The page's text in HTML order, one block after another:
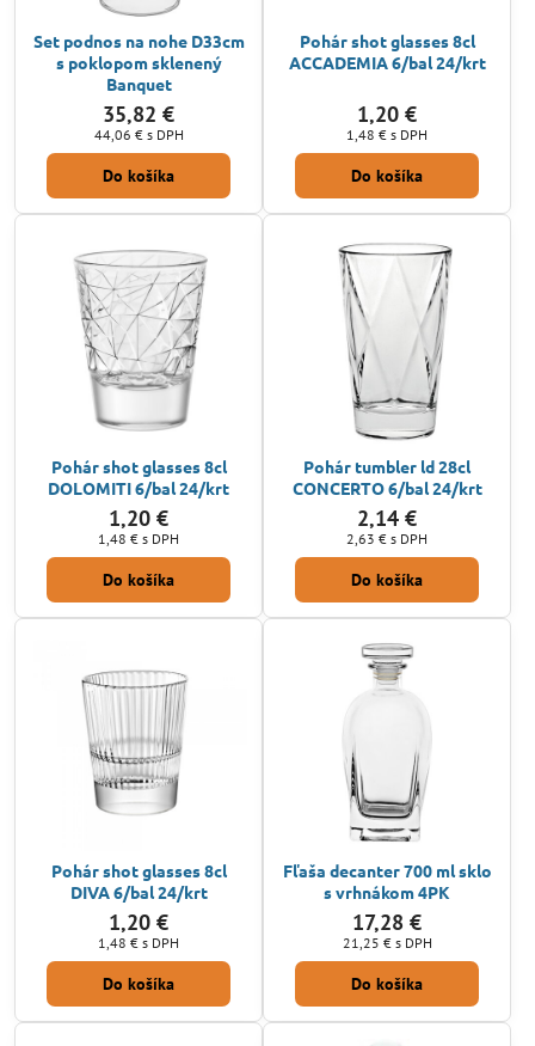
Set podnos na nohe D33cm
s poklopom sklenený
Banquet
35,82 €
44,06 € s DPH
Do košíka
Pohár shot glasses 8cl
ACCADEMIA 6/bal 24/krt
1,20 €
1,48 € s DPH
Do košíka
Pohár shot glasses 8cl
DOLOMITI 6/bal 24/krt
1,20 €
1,48 € s DPH
Do košíka
Pohár tumbler ld 28cl
CONCERTO 6/bal 24/krt
2,14 €
2,63 € s DPH
Do košíka
Pohár shot glasses 8cl
DIVA 6/bal 24/krt
1,20 €
1,48 € s DPH
Do košíka
Fľaša decanter 700 ml sklo
s vrhnákom 4PK
17,28 €
21,25 € s DPH
Do košíka